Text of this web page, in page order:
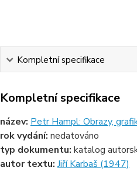
Kompletní specifikace
Kompletní specifikace
název: Petr Hampl: Obrazy,
rok vydání: nedatováno
typ dokumentu: katalog
autor textu: Jiří Karbaš (1947)